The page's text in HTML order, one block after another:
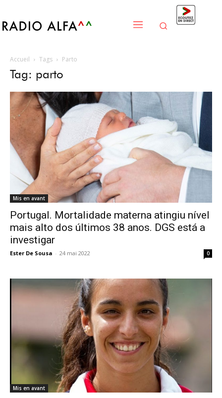
Accueil Tags Parto
Tag: parto
Mis en avant
Portugal. Mortalidade materna atingiu nível
mais alto dos últimos 38 anos. DGS está a
investigar
Ester De Sousa - 24 mai 2022 0
Mis en avant